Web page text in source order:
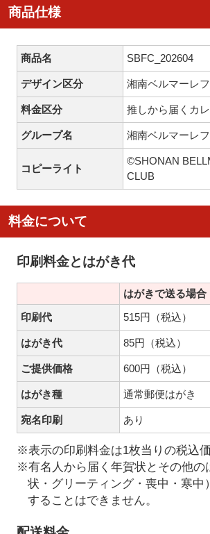
商品仕様
商品名 SBFC_202604
デザイン区分 湘南ベルマーレ
料金区分 推しから届くカ
グループ名 湘南ベルマーレ
コピーライト
©SHONAN
CLUB
料金について
印刷料金とはがき代
はがきで送る場合
印刷代
515円（税込）
はがき代 85円（税込）
ご提供価格 600円（税込）
はがき種 通常郵便はがき
宛名印刷 あり
※表示の印刷料金は1枚当りの税込価
※有名人から届く年賀状とその他の
状・グリーティング・喪中・寒中
することはできません。